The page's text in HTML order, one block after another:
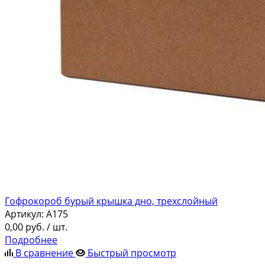
Гофрокороб бурый крышка дно, трехслойный
Артикул: A175
0,00 руб. / шт.
Подробнее
В сравнение
Быстрый просмотр